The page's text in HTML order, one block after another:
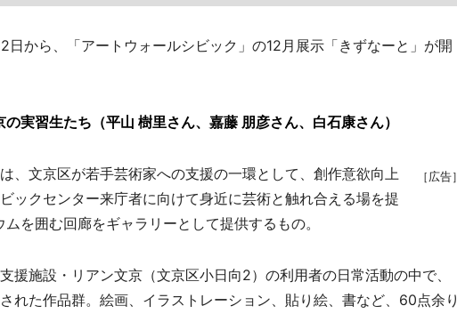
から、「アートウォールシビック」の12月展示「きずなーと」が開
実習生たち（平山 樹里さん、嘉藤 朋彦さん、白石康さん）
［広告］
、文京区が若手芸術家への支援の一環として、創作意欲向上
ックセンター来庁者に向けて身近に芸術と触れ合える場を提
を囲む回廊をギャラリーとして提供するもの。
援施設・リアン文京（文京区小日向2）の利用者の日常活動の中で、
れた作品群。絵画、イラストレーション、貼り絵、書など、60点余り